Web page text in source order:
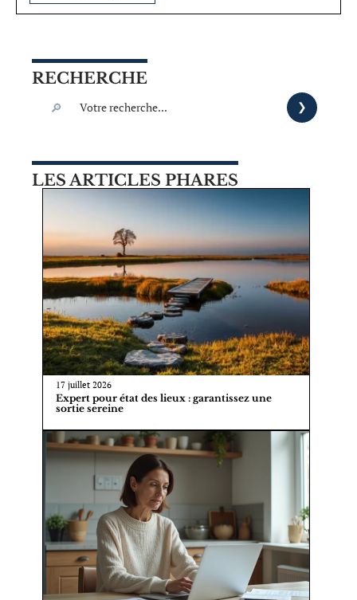
RECHERCHE
LES ARTICLES PHARES
17 juillet 2026
Expert pour état des lieux : garantissez une
sortie sereine